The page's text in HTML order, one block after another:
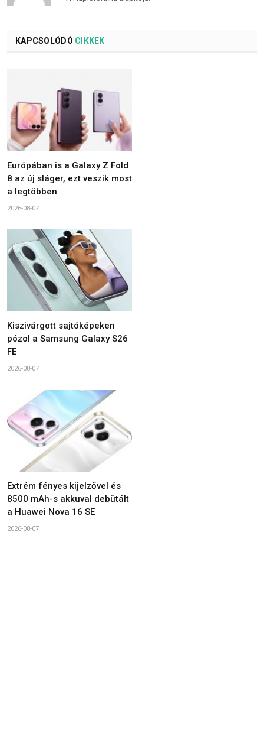
KAPCSOLÓDÓ CIKKEK
Európában is a Galaxy Z Fold
8 az új sláger, ezt veszik most
a legtöbben
2026-08-07
Kiszivárgott sajtóképeken
pózol a Samsung Galaxy S26
FE
2026-08-07
Extrém fényes kijelzővel és
8500 mAh-s akkuval debütált
a Huawei Nova 16 SE
2026-08-07